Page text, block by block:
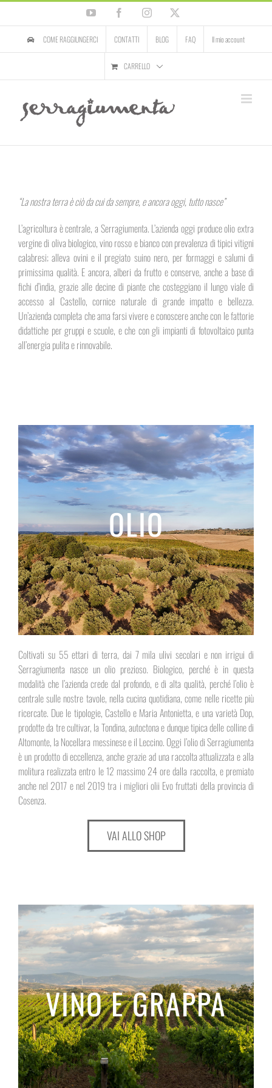
Salta
contenuto
YouTube FacebookInstagram
COME RAGGIUNGERCI CONTATTI BLOG FAQ Il mio account
CARRELLO
“La nostra terra è ciò da cui da sempre, e ancora oggi, tutto nasce”
L’agricoltura è centrale, a Serragiumenta. L’azienda oggi produce olio extra
vergine di oliva biologico, vino rosso e bianco con prevalenza di tipici vitigni
calabresi; alleva ovini e il pregiato suino nero, per formaggi e salumi di
primissima qualità. E ancora, alberi da frutto e conserve, anche a base di
fichi d’india, grazie alle decine di piante che costeggiano il lungo viale di
accesso al Castello, cornice naturale di grande impatto e bellezza.
Un’azienda completa che ama farsi vivere e conoscere anche con le fattorie
didattiche per gruppi e scuole, e che con gli impianti di fotovoltaico punta
all’energia pulita e rinnovabile.
OLIO
Coltivati su 55 ettari di terra, dai 7 mila ulivi secolari e non irrigui di
Serragiumenta nasce un olio prezioso. Biologico, perché è in questa
modalità che l’azienda crede dal profondo, e di alta qualità, perché l’olio è
centrale sulle nostre tavole, nella cucina quotidiana, come nelle ricette più
ricercate. Due le tipologie, Castello e Maria Antonietta, e una varietà Dop,
prodotte da tre cultivar, la Tondina, autoctona e dunque tipica delle colline di
Altomonte, la Nocellara messinese e il Leccino. Oggi l’olio di Serragiumenta
è un prodotto di eccellenza, anche grazie ad una raccolta attualizzata e alla
molitura realizzata entro le 12 massimo 24 ore dalla raccolta, e premiato
anche nel 2017 e nel 2019 tra i migliori olii Evo fruttati della provincia di
Cosenza.
VAI ALLO SHOP
VINO E GRAPPA